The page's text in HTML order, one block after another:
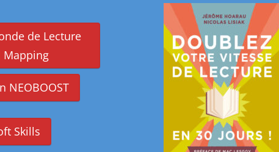
de Lecture
NEOBOOST
Skills